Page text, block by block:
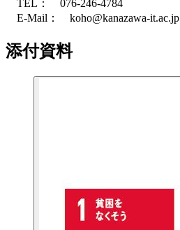
TEL： 076-246-4784
E-Mail： koho@kanazawa-it.ac.jp
添付資料